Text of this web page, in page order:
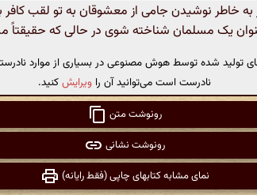
خاطر نوشیدن جامی از معشوقان به تو لقب کافر
یک مسلمان شناخته شوی در حالی که حقیقتاً
تولید شده توسط هوش مصنوعی در بسیاری از موارد
نادرست است می‌توانید آن را ویرایشکنید.
رونوشت متن
رونوشت نشانی
نمای مشابه کتابهای چاپی (فقط رایانه)